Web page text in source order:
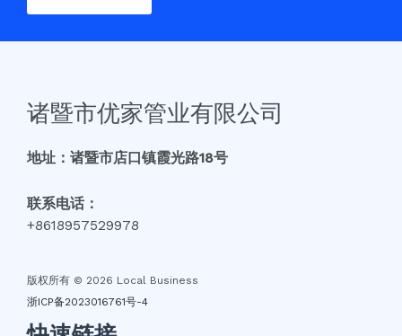
诸暨市优家管业有限公司
地址：诸暨市店口镇霞光路18号
联系电话：
+8618957529978
版权所有 © 2026 Local Business
浙ICP备2023016761号-4